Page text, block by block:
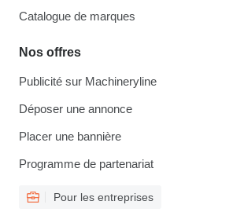
Catalogue de marques
Nos offres
Publicité sur Machineryline
Déposer une annonce
Placer une bannière
Programme de partenariat
Pour les entreprises